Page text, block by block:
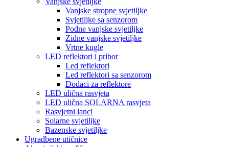
Vanjske stropne svjetiljke
Svjetiljke sa senzorom
Podne vanjske svjetiljke
Zidne vanjske svjetiljke
Vrtne kugle
LED reflektori i pribor
Led reflektori
Led reflektori sa senzorom
Dodaci za reflektore
LED ulična rasvjeta
LED ulična SOLARNA rasvjeta
Rasvjetni lanci
Solarne svjetiljke
Bazenske svjetiljke
Ugradbene utičnice